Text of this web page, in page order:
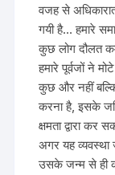
वजह से
गयी है… हमारे
कुछ लोग दौलत
हमारे पूर्वजों ने
कुछ और नहीं
करना है, इसके
क्षमता द्वारा
अगर यह व्यवस्था
उसके जन्म से ही